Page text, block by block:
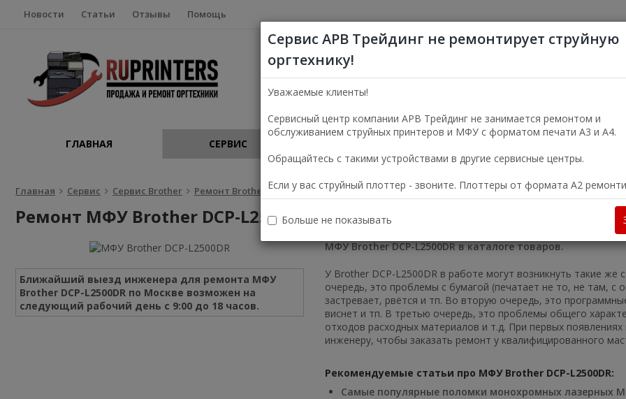
Новости Статьи Отзывы Помощь
Пн—Пт 9:00—18:00
ГЛАВНАЯ СЕРВИС
Главная Сервис Сервис Brother Ремонт Brother в Москве МФУ Лазерные черно-белые МФУ МФУ Brother DCP-L2500DR
Ремонт МФУ Brother DCP-L2500DR
Ближайший выезд инженера для ремонта МФУ
Brother DCP-L2500DR по Москве возможен на
следующий рабочий день с 9:00 до 18 часов.
МФУ Brother DCP-L2500DR в каталоге товаров.
У Brother DCP-L2500DR в работе могут возникнуть такие же
очередь, это проблемы с бумагой (печатает не то, не там,
застревает, рвётся и тп. Во вторую очередь, это
виснет и тп. В третью очередь, это проблемы общего
отходов расходных материалов и т.д. При первых
инженеру, чтобы заказать ремонт у квалифицированного
Рекомендуемые статьи про МФУ Brother DCP-L2500DR:
Самые популярные поломки монохромных лазерных
Сервис АРВ Трейдинг не ремонтирует струйную
оргтехнику!
Уважаемые клиенты!
Сервисный центр компании АРВ Трейдинг не занимается ремонтом и
обслуживанием струйных принтеров и МФУ с форматом печати А3 и А4.
Обращайтесь с такими устройствами в другие сервисные центры.
Если у вас струйный плоттер - звоните. Плоттеры от формата А2
Больше не показывать